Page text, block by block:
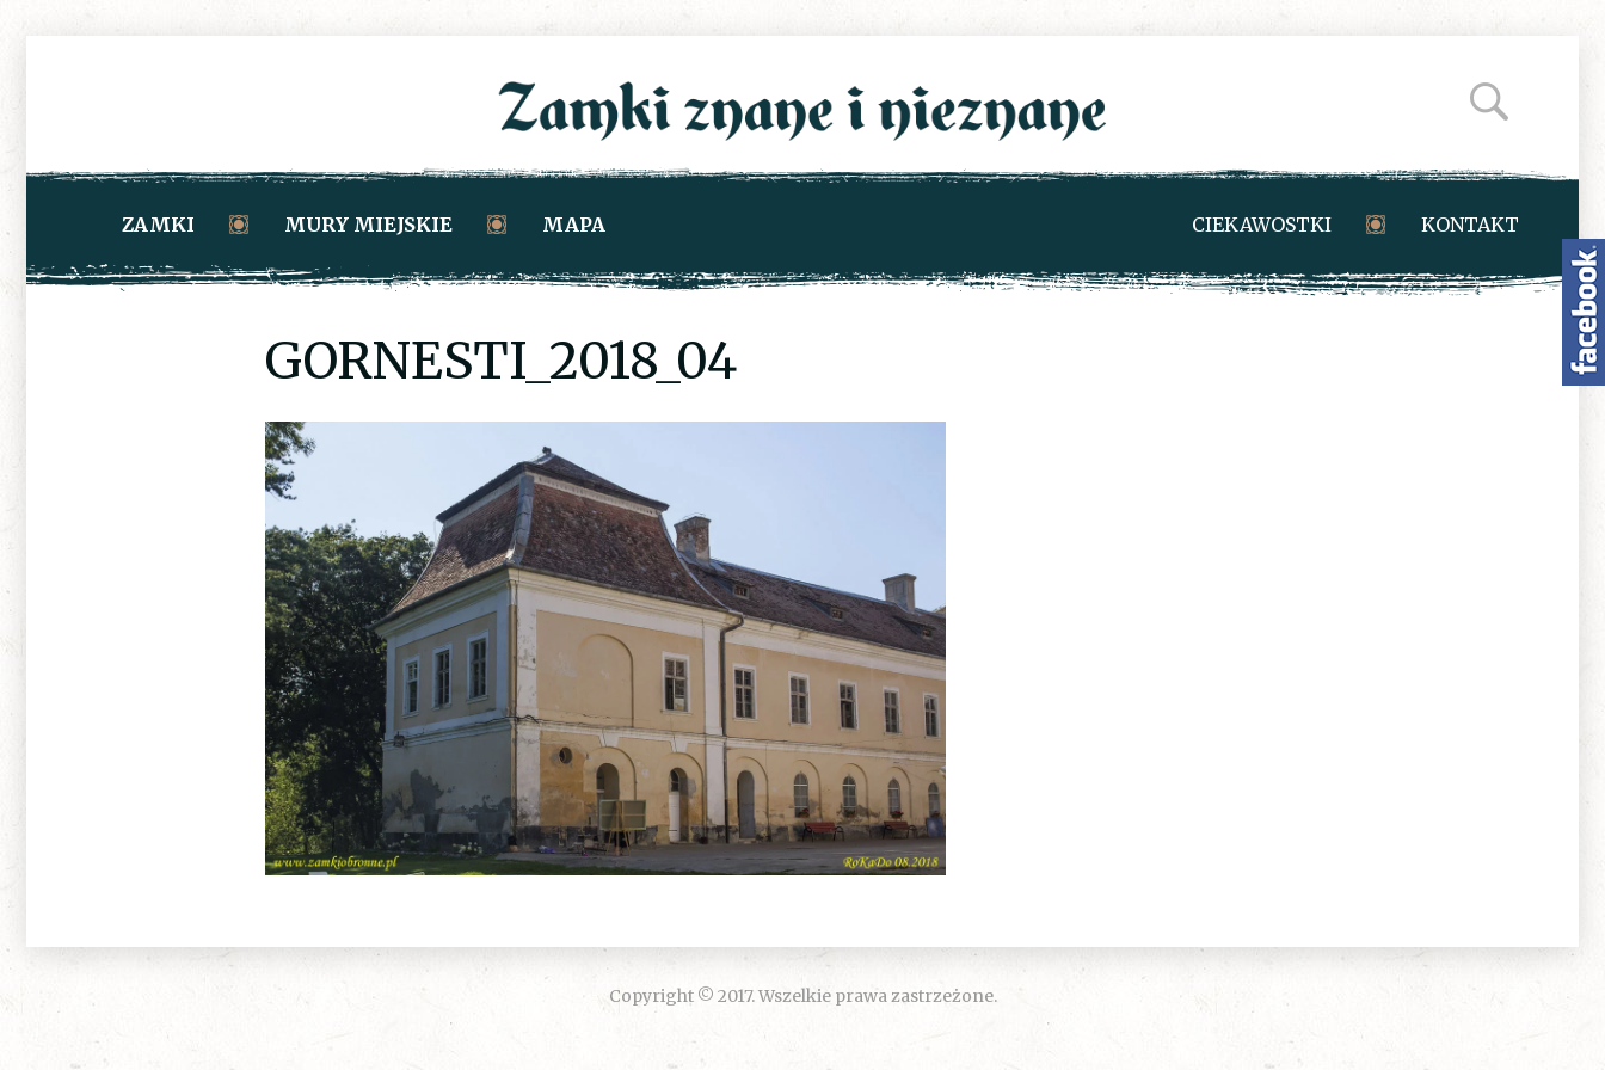
ZAMKI MURY MIEJSKIE MAPA CIEKAWOSTKI KONTAKT
GORNESTI_2018_04
Copyright © 2017. Wszelkie prawa zastrzeżone.